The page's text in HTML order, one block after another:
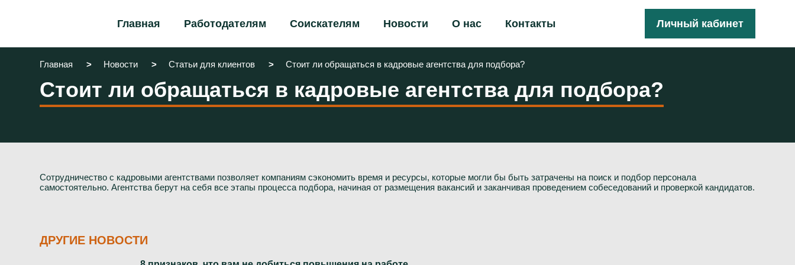
Главная Работодателям Соискателям Новости О нас Контакты Личный кабинет
Главная Новости Статьи для клиентов Стоит ли обращаться в кадровые агентства для подбора?
Стоит ли обращаться в кадровые агентства для подбора?
Сотрудничество с кадровыми агентствами позволяет компаниям сэкономить время и ресурсы, которые могли бы быть затрачены на поиск и подбор персонала
самостоятельно. Агентства берут на себя все этапы процесса подбора, начиная от размещения вакансий и заканчивая проведением собеседований и проверкой кандидатов.
ДРУГИЕ НОВОСТИ